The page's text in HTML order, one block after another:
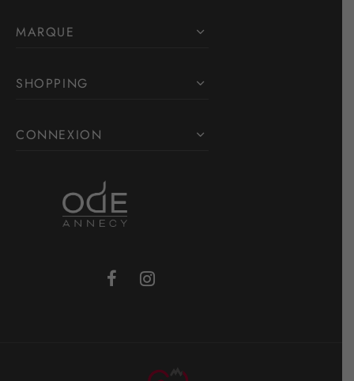
MARQUE
SHOPPING
CONNEXION